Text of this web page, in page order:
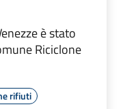
è stato
Riciclone
rifiuti